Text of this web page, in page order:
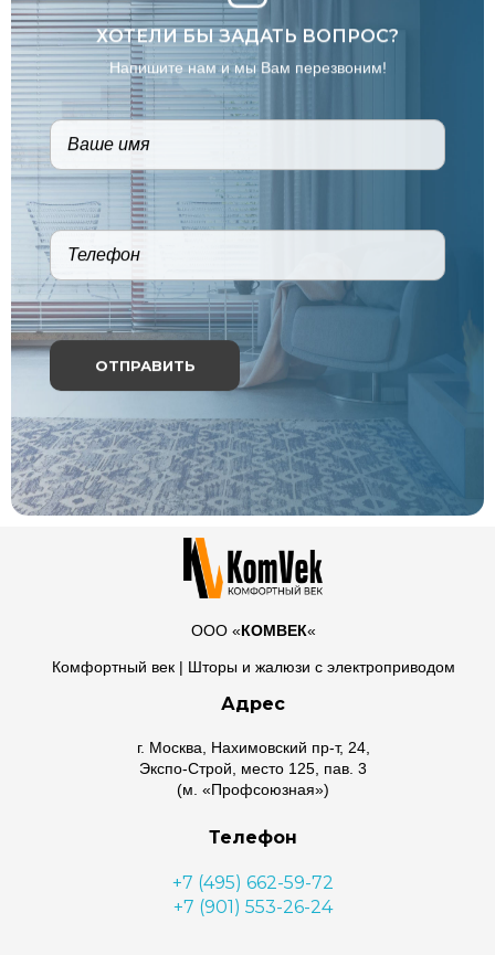
ХОТЕЛИ БЫ ЗАДАТЬ ВОПРОС?
Напишите нам и мы Вам перезвоним!
ООО «КОМВЕК«
Комфортный век | Шторы и жалюзи с электроприводом
Адрес
г. Москва, Нахимовский пр-т, 24,
Экспо-Строй, место 125, пав. 3
(м. «Профсоюзная»)
Телефон
+7 (495) 662-59-72
+7 (901) 553-26-24